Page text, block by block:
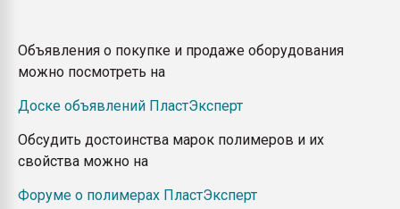
Объявления о покупке и продаже оборудования
можно посмотреть на
Доске объявлений ПластЭксперт
Обсудить достоинства марок полимеров и их
свойства можно на
Форуме о полимерах ПластЭксперт